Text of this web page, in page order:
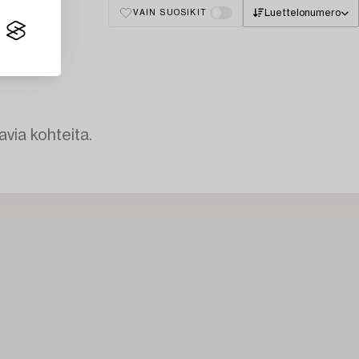
VAIN SUOSIKIT Luettelonumero
kohteita.